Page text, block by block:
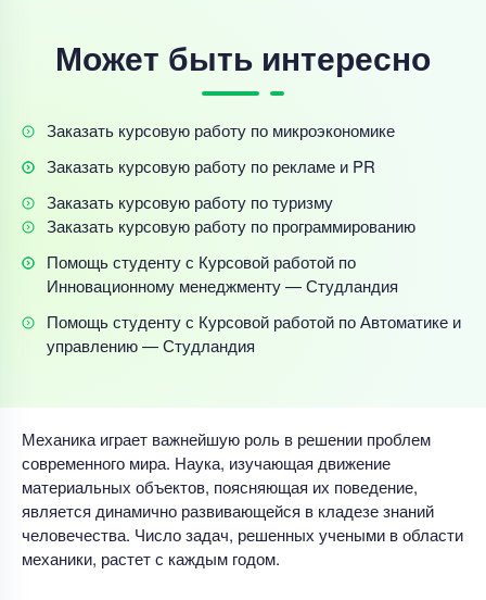
Может быть интересно
Заказать курсовую работу по микроэкономике
Заказать курсовую работу по рекламе и PR
Заказать курсовую работу по туризму
Заказать курсовую работу по программированию
Помощь студенту с Курсовой работой по
Инновационному менеджменту — Студландия
Помощь студенту с Курсовой работой по Автоматике и
управлению — Студландия
Механика играет важнейшую роль в решении проблем
современного мира. Наука, изучающая движение
материальных объектов, поясняющая их поведение,
является динамично развивающейся в кладезе знаний
человечества. Число задач, решенных учеными в области
механики, растет с каждым годом.